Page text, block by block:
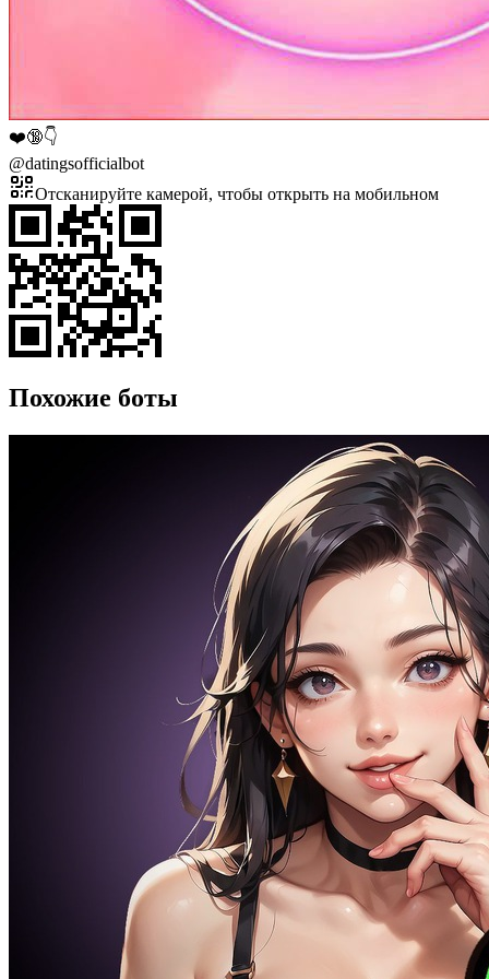
❤️🔞👇
@datingsofficialbot
Отсканируйте камерой, чтобы открыть на мобильном
Похожие боты